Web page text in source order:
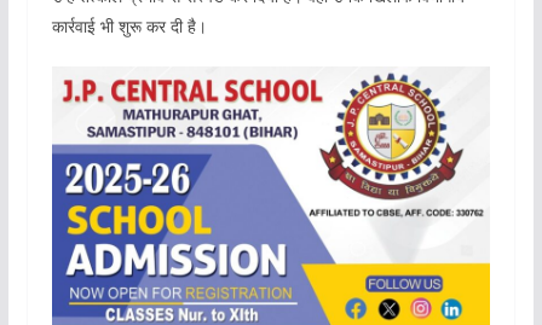
कार्रवाई भी शुरू कर दी है।